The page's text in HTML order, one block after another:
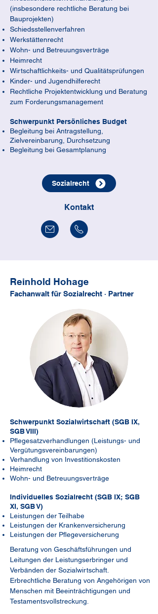
(insbesondere rechtliche Beratung bei
Bauprojekten)
Schiedsstellenverfahren
Werkstättenrecht
Wohn- und Betreuungsverträge
Heimrecht
Wirtschaftlichkeits- und Qualitätsprüfungen
Kinder- und Jugendhilferecht
Rechtliche Projektentwicklung und Beratung
zum Forderungsmanagement​
Schwerpunkt Persönliches Budget
Begleitung bei Antragstellung,
Zielvereinbarung, Durchsetzung
Begleitung bei Gesamtplanung
Sozialrecht
Kontakt
Reinhold Hohage
Fachanwalt für Sozialrecht · Partner
Schwerpunkt Sozialwirtschaft (SGB IX,
SGB VIII)
Pflegesatzverhandlungen (Leistungs- und
Vergütungsvereinbarungen)
Verhandlung von Investitionskosten
Heimrecht
Wohn- und Betreuungsverträge
Individuelles Sozialrecht (SGB IX; SGB
XI, SGB V)
Leistungen der Teilhabe
Leistungen der Krankenversicherung
Leistungen der Pflegeversicherung
Beratung von Geschäftsführungen und
Leitungen der Leistungserbringer und
Verbänden der Sozialwirtschaft.
Erbrechtliche Beratung von Angehörigen von
Menschen mit Beeinträchtigungen und
Testamentsvollstreckung.